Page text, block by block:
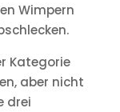
Wimpern
Kategorie
aber nicht
drei